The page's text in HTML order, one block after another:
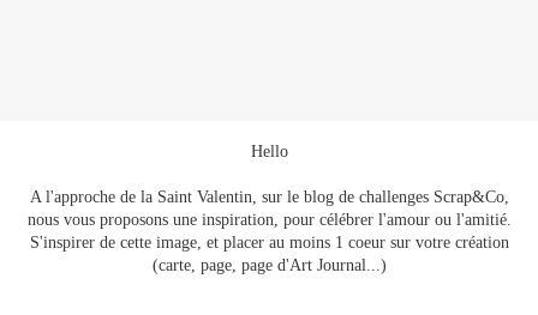
Hello
A l'approche de la Saint Valentin, sur le blog de challenges Scrap&Co,
nous vous proposons une inspiration, pour célébrer l'amour ou l'amitié.
S'inspirer de cette image, et placer au moins 1 coeur sur votre création
(carte, page, page d'Art Journal...)